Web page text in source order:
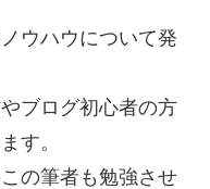
ウハウについて発
ブログ初心者の方
す。
の筆者も勉強させ